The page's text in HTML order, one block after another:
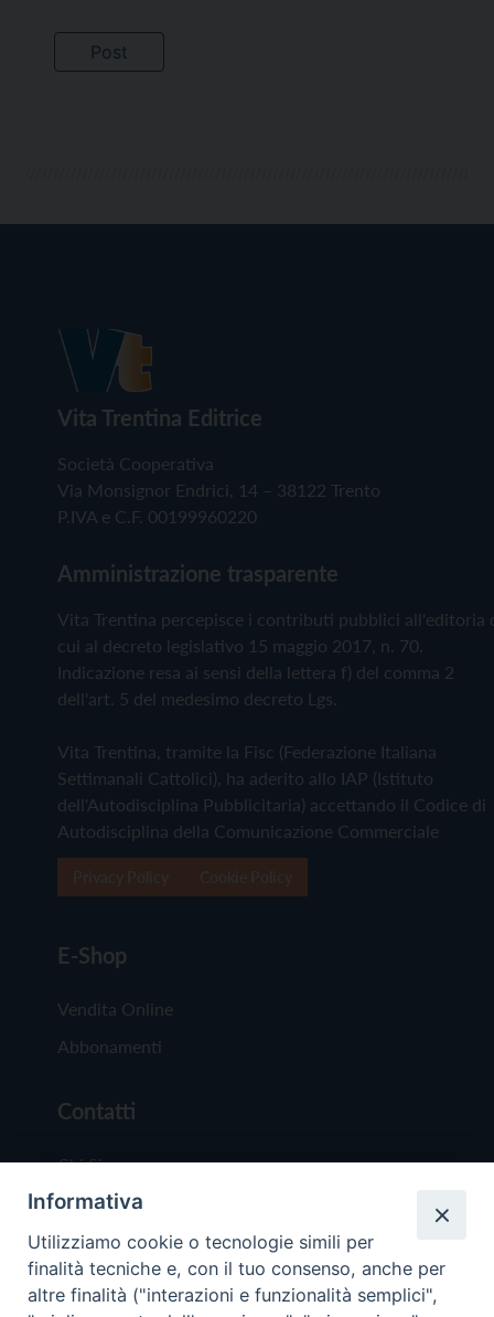
Vita Trentina Editrice
Società Cooperativa
Via Monsignor Endrici, 14 – 38122 Trento
P.IVA e C.F. 00199960220
Amministrazione trasparente
Vita Trentina percepisce i contributi pubblici all'editoria
cui al decreto legislativo 15 maggio 2017, n. 70.
Indicazione resa ai sensi della lettera f) del comma 2
dell'art. 5 del medesimo decreto Lgs.
Vita Trentina, tramite la Fisc (Federazione Italiana
Settimanali Cattolici), ha aderito allo IAP (Istituto
dell'Autodisciplina Pubblicitaria) accettando il Codice di
Autodisciplina della Comunicazione Commerciale
E-Shop
Vendita Online
Abbonamenti
Contatti
Chi Siamo
Redazione
Scrivici
Informativa
Utilizziamo cookie o tecnologie simili per
finalità tecniche e, con il tuo consenso, anche per
altre finalità ("interazioni e funzionalità semplici",